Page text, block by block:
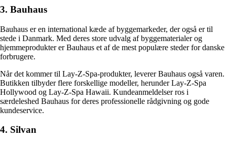
3. Bauhaus
Bauhaus er en international kæde af byggemarkeder, der også er til
stede i Danmark. Med deres store udvalg af byggematerialer og
hjemmeprodukter er Bauhaus et af de mest populære steder for danske
forbrugere.
Når det kommer til Lay-Z-Spa-produkter, leverer Bauhaus også varen.
Butikken tilbyder flere forskellige modeller, herunder Lay-Z-Spa
Hollywood og Lay-Z-Spa Hawaii. Kundeanmeldelser ros i
særdeleshed Bauhaus for deres professionelle rådgivning og gode
kundeservice.
4. Silvan